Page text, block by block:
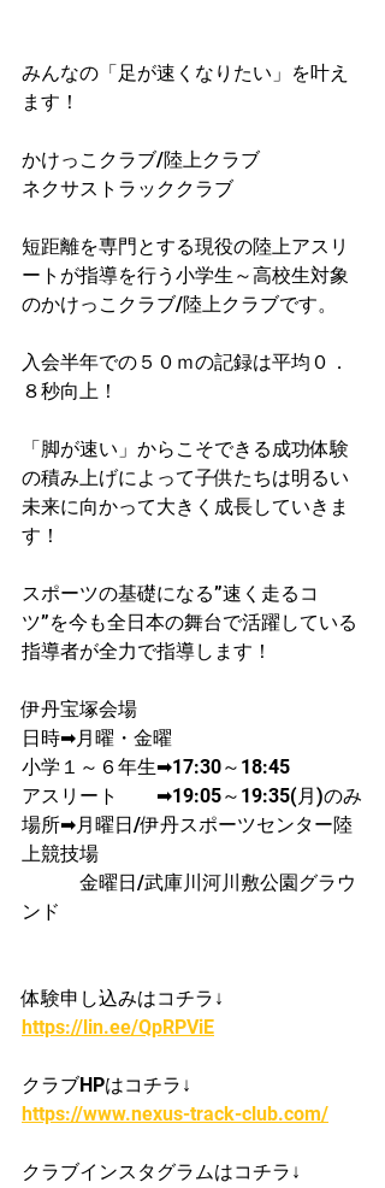
みんなの「足が速くなりたい」を叶え
ます！
かけっこクラブ/陸上クラブ
ネクサストラッククラブ
短距離を専門とする現役の陸上アスリ
ートが指導を行う小学生～高校生対象
のかけっこクラブ/陸上クラブです。
入会半年での５０ｍの記録は平均０．
８秒向上！​
「脚が速い」からこそできる成功体験
の積み上げによって子供たちは明るい
未来に向かって大きく成長していきま
す！
スポーツの基礎になる”速く走るコ
ツ”を今も全日本の舞台で活躍している
指導者が​全力で指導します！
伊丹宝塚会場
日時➡月曜・金曜
​小学１～６年生➡17:30～18:45
アスリート　　➡19:05～19:35(月)のみ
場所➡月曜日/伊丹スポーツセンター陸
上競技場
金曜日/武庫川河川敷公園グラウ
ンド
体験申し込みはコチラ↓
https://lin.ee/QpRPViE
クラブHPはコチラ↓
https://www.nexus-track-club.com/
クラブインスタグラムはコチラ↓